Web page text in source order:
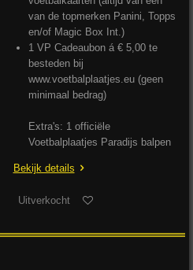
van de topmerken Panini, Topps
en/of Magic Box Int.)
1 VP Cadeaubon á € 5,00 te
besteden bij
www.voetbalplaatjes.eu (geen
minimaal bedrag)
Extra's: 1 officiële
Voetbalplaatjes Paradijs balpen
Bekijk details
Uitverkocht